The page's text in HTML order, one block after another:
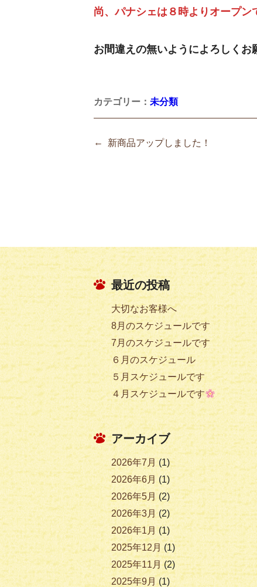
尚、パナシェは８時よりオープン
お間違えの無いようによろしくお
カテゴリー： 未分類
← 新商品アップしました！
最近の投稿
大切なお客様へ
8月のスケジュールです
7月のスケジュールです
６月のスケジュール
５月スケジュールです
４月スケジュールです
アーカイブ
2026年7月 (1)
2026年6月 (1)
2026年5月(2)
2026年3月(2)
2026年1月(1)
2025年12月 (1)
2025年11月(2)
2025年9月(1)